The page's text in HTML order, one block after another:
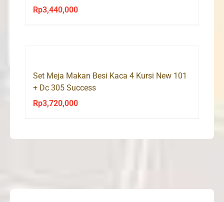
Rp3,440,000
Set Meja Makan Besi Kaca 4 Kursi New 101
+ Dc 305 Success
Rp3,720,000